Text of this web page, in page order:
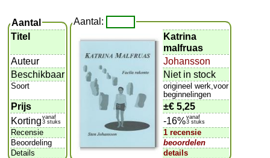
Aantal
Titel
Auteur
Beschikbaar
Soort
Prijs
Korting vanaf
3 stuks
Recensie
Beoordeling
Details
Aantal:
Katrina
malfruas
Johansson
Niet in stock
origineel werk,voor
beginnelingen
±€ 5,25
-16%vanaf
3 stuks
1 recensie
beoordelen
details